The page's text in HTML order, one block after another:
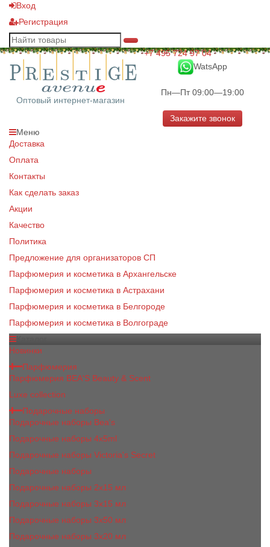
Вход
Регистрация
Оптовый интернет-магазин
+7 495 724 97 04
WatsApp
Пн—Пт 09:00—19:00
Закажите звонок
Меню
Доставка
Оплата
Контакты
Как сделать заказ
Акции
Качество
Политика
Предложение для организаторов СП
Парфюмерия и косметика в Архангельске
Парфюмерия и косметика в Астрахани
Парфюмерия и косметика в Белгороде
Парфюмерия и косметика в Волгограде
Новинки
Парфюмерия
Парфюмерия BEA'S Beauty & Scent
Luxe collection
Подарочные наборы
Подарочные наборы Bea's
Подарочные наборы 4х5ml
Подарочные наборы Victoria's Secret
Подарочные наборы
Подарочные наборы 2x15 мл
Подарочные наборы 3х15 мл
Подарочные наборы 3x50 мл
Подарочные наборы 3x20 мл